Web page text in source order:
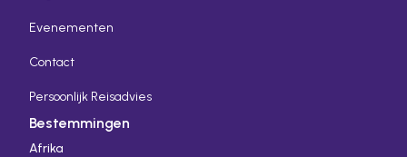
Evenementen
Contact
Persoonlijk Reisadvies
Bestemmingen
Afrika